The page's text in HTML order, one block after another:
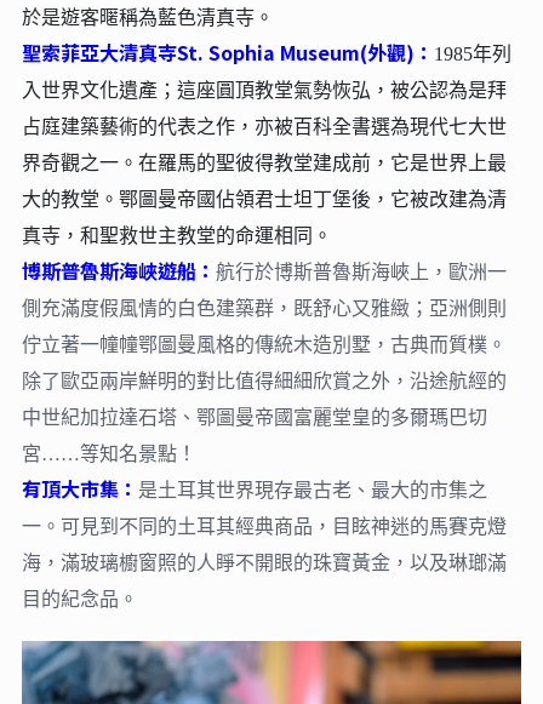
於是遊客暱稱為藍色清真寺。
聖索菲亞大清真寺St. Sophia Museum(外觀)： 1985年列
入世界文化遺產；這座圓頂教堂氣勢恢弘，被公認為是拜
占庭建築藝術的代表之作，亦被百科全書選為現代七大世
界奇觀之一。在羅馬的聖彼得教堂建成前，它是世界上最
大的教堂。鄂圖曼帝國佔領君士坦丁堡後，它被改建為清
真寺，和聖救世主教堂的命運相同。
博斯普魯斯海峽遊船： 航行於博斯普魯斯海峽上，歐洲一
側充滿度假風情的白色建築群，既舒心又雅緻；亞洲側則
佇立著一幢幢鄂圖曼風格的傳統木造別墅，古典而質樸。
除了歐亞兩岸鮮明的對比值得細細欣賞之外，沿途航經的
中世紀加拉達石塔、鄂圖曼帝國富麗堂皇的多爾瑪巴切
宮……等知名景點！
有頂大市集： 是土耳其世界現存最古老、最大的市集之
一。可見到不同的土耳其經典商品，目眩神迷的馬賽克燈
海，滿玻璃櫥窗照的人睜不開眼的珠寶黃金，以及琳瑯滿
目的紀念品。